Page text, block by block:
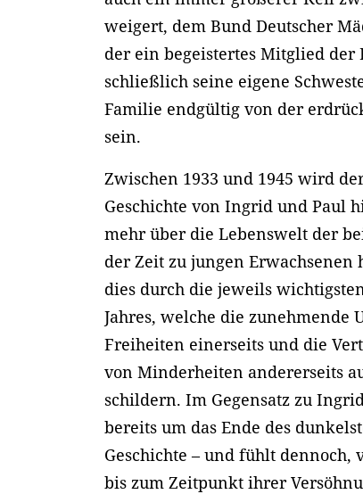
weigert, dem Bund Deutscher
der ein begeistertes Mitglied
schließlich seine eigene
Familie endgültig von der
sein.
Zwischen 1933 und 1945 wird
Geschichte von Ingrid und Paul
mehr über die Lebenswelt der
der Zeit zu jungen
dies durch die jeweils
Jahres, welche die zunehmende
Freiheiten einerseits und die
von Minderheiten andererseits
schildern. Im Gegensatz zu
bereits um das Ende des
Geschichte – und fühlt dennoch,
bis zum Zeitpunkt ihrer